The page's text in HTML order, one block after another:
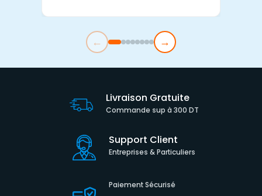
← →
Livraison Gratuite
Commande sup à 300 DT
Support Client
Entreprises & Particuliers
Paiement Sécurisé